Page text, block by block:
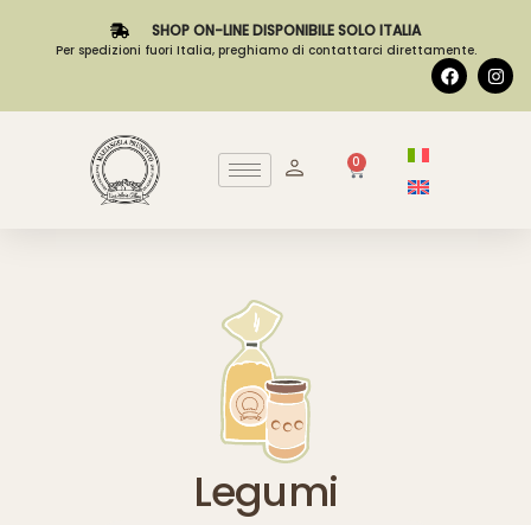
SHOP ON-LINE DISPONIBILE SOLO ITALIA
Per spedizioni fuori Italia, preghiamo di contattarci direttamente.
0
Legumi